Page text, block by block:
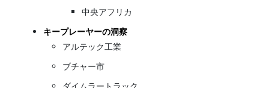
中央アフリカ
キープレーヤーの洞察
アルテック工業
ブチャー市
ダイムラートラック